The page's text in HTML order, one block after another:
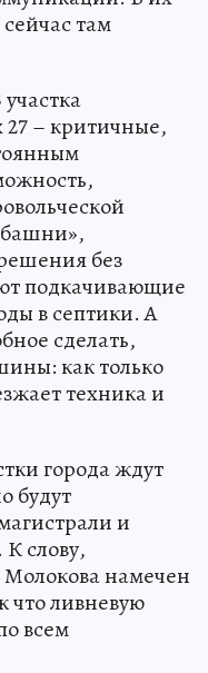
там
27 – критичные,
без
подкачивающие
в септики. А
сделать,
как только
техника и
города ждут
будут
и
слову,
намечен
что ливневую
всем